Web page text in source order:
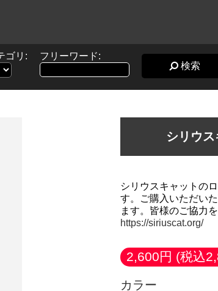
ゴリ:
フリーワード:
検索
シリウ
シリウスキャットの
す。ご購⼊いただい
https://siriuscat.org/
2,600円 (税込
カラー